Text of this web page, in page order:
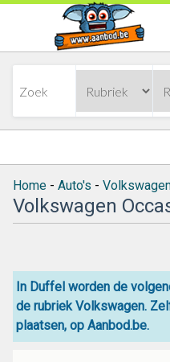
Home - Auto's -
Volkswagen
In Duffel worden de
de rubriek Volkswagen.
plaatsen, op Aanbod.be.